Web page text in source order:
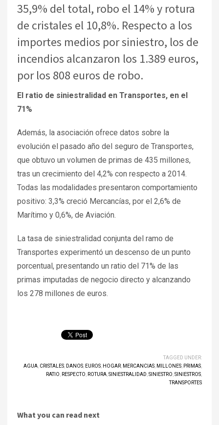
35,9% del total, robo el 14% y rotura
de cristales el 10,8%. Respecto a los
importes medios por siniestro, los de
incendios alcanzaron los 1.389 euros,
por los 808 euros de robo.
El ratio de siniestralidad en Transportes, en el
71%
Además, la asociación ofrece datos sobre la
evolución el pasado año del seguro de Transportes,
que obtuvo un volumen de primas de 435 millones,
tras un crecimiento del 4,2% con respecto a 2014.
Todas las modalidades presentaron comportamiento
positivo: 3,3% creció Mercancías, por el 2,6% de
Marítimo y 0,6%, de Aviación.
La tasa de siniestralidad conjunta del ramo de
Transportes experimentó un descenso de un punto
porcentual, presentando un ratio del 71% de las
primas imputadas de negocio directo y alcanzando
los 278 millones de euros.
TAGGED UNDER:
AGUA CRISTALES DANOS EUROS HOGAR MERCANCIAS MILLONES PRIMAS
RATIO
RESPECTO ROTURA SINIESTRALIDAD SINIESTRO SINIESTROS
TRANSPORTES
What you can read next